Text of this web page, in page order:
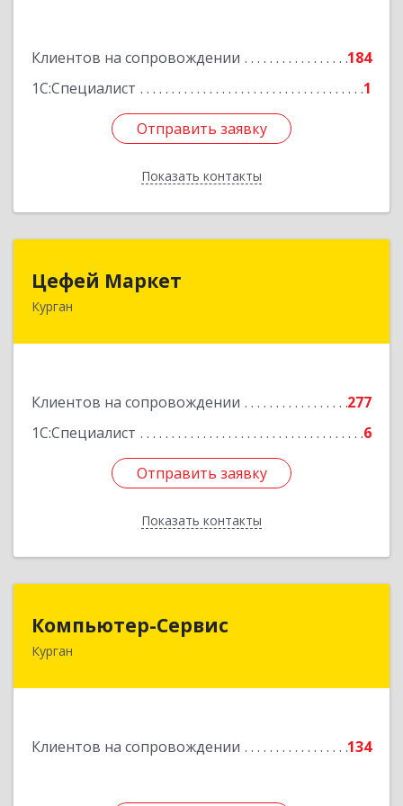
Клиентов на сопровождении
184
1С:Специалист
1
Отправить заявку
Показать контакты
Отправить заявку
Назад
Цефей Маркет
Курган
Клиентов на сопровождении
277
1С:Специалист
6
Отправить заявку
Показать контакты
640002, Курганская обл, Курган г, М.Горького
Отправить заявку
Назад
Компьютер-Сервис
Курган
Клиентов на сопровождении 134